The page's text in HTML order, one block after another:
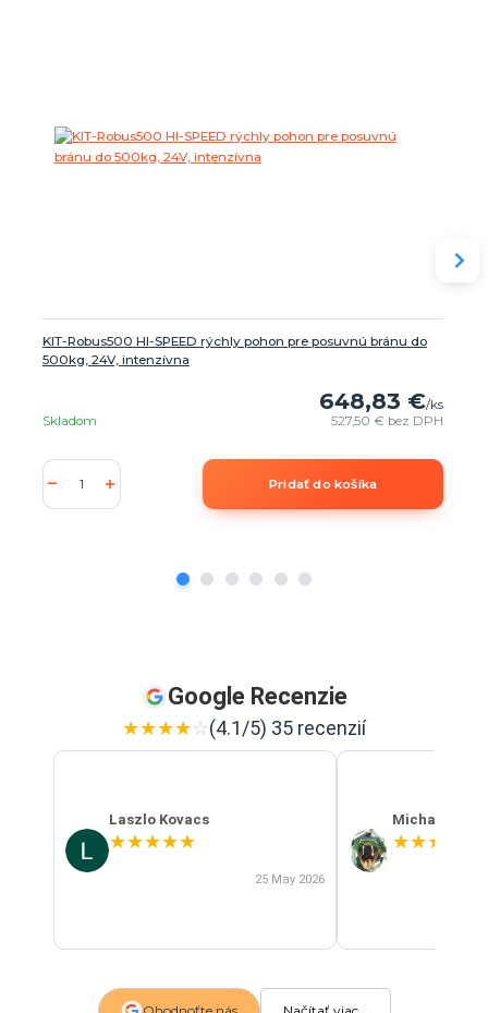
KIT-Robus500 HI-SPEED rýchly pohon pre posuvnú bránu do
500kg, 24V, intenzívna
648,83 €/ks
527,50 € bez DPH
Skladom
Pridať do košíka
Google Recenzie
★★★★☆(4.1/5) 35 recenzií
Laszlo Kovacs
★★★★★
25 May 2026
Michal Szabo
★★★